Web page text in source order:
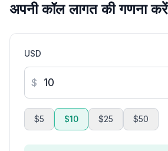
अपनी कॉल लागत की गणना करें
USD
$
$5 $10 $25 $50